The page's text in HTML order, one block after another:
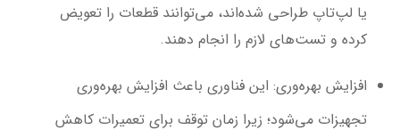
یا لپ‌تاپ طراحی شده‌اند، می‌توانند قطعات را تعویض
کرده و تست‌های لازم را انجام دهند.
افزایش بهره‌وری: این فناوری باعث افزایش بهره‌وری
تجهیزات می‌شود؛ زیرا زمان توقف برای تعمیرات کاهش